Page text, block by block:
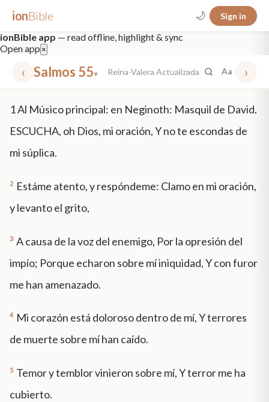
ionBible 🌙 Sign in
ionBible app — read offline, highlight & sync
Open app ×
‹ Salmos 55▾ Reina-Valera Actualizada Aa ›
✕
mt 5 nt faith "peace that passeth" grace -law
1Al Músico principal: en Neginoth: Masquil de David.
ESCUCHA, oh Dios, mi oración, Y no te escondas de
mi súplica.
2 Estáme atento, y respóndeme: Clamo en mi oración,
y levanto el grito,
3 A causa de la voz del enemigo, Por la opresión del
impío; Porque echaron sobre mí iniquidad, Y con furor
me han amenazado.
4 Mi corazón está doloroso dentro de mí, Y terrores
de muerte sobre mí han caído.
5 Temor y temblor vinieron sobre mí, Y terror me ha
cubierto.